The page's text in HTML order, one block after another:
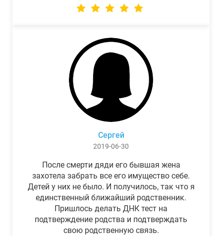
Сергей
2019-06-30
После смерти дяди его бывшая жена
захотела забрать все его имущество себе.
Детей у них не было. И получилось, так что я
единственный ближайший родственник.
Пришлось делать ДНК тест на
подтверждение родства и подтверждать
свою родственную связь.